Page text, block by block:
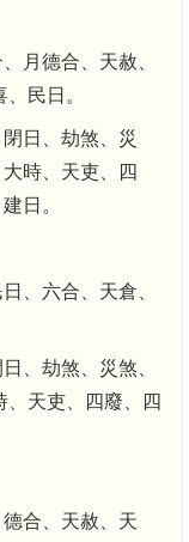
月德合、天赦、
民日。
日、劫煞、災
時、天吏、四
日。
、六合、天倉、
、劫煞、災煞、
、天吏、四廢、四
合、天赦、天